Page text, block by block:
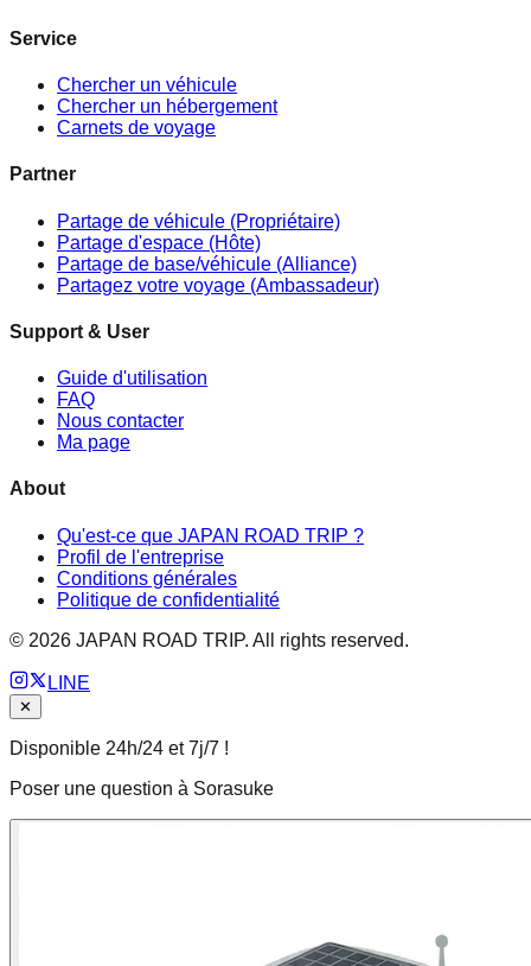
Service
Chercher un véhicule
Chercher un hébergement
Carnets de voyage
Partner
Partage de véhicule (Propriétaire)
Partage d'espace (Hôte)
Partage de base/véhicule (Alliance)
Partagez votre voyage (Ambassadeur)
Support & User
Guide d'utilisation
FAQ
Nous contacter
Ma page
About
Qu'est-ce que JAPAN ROAD TRIP ?
Profil de l'entreprise
Conditions générales
Politique de confidentialité
© 2026 JAPAN ROAD TRIP. All rights reserved.
LINE
✕
Disponible 24h/24 et 7j/7 !
Poser une question à Sorasuke